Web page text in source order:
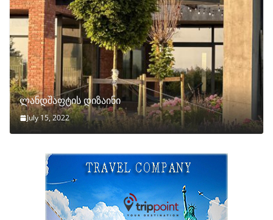
ლანდშაფტის დიზაინი
July 15, 2022